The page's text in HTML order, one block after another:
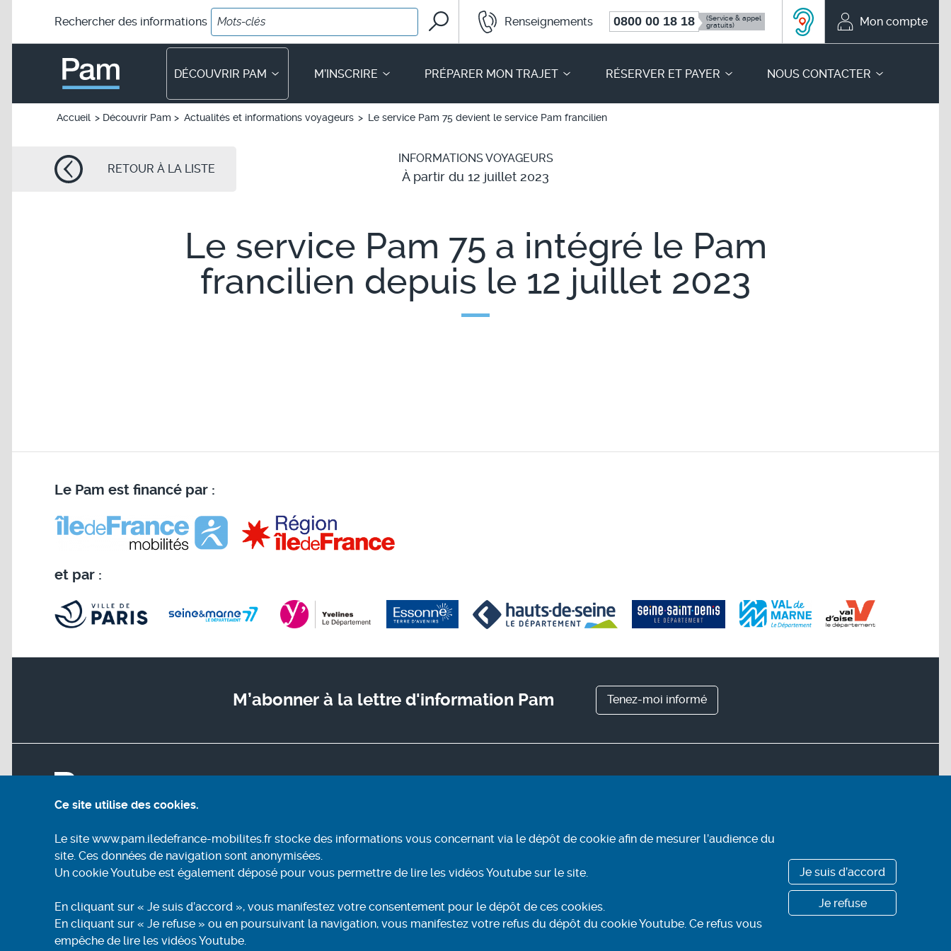
Ce site utilise des cookies.
Le site www.pam.iledefrance-mobilites.fr stocke des informations vous concernant via le dépôt de cookie afin de mesurer l’audience du
site. Ces données de navigation sont anonymisées.
Un cookie Youtube est également déposé pour vous permettre de lire les vidéos Youtube sur le site.
En cliquant sur « Je suis d’accord », vous manifestez votre consentement pour le dépôt de ces cookies.
En cliquant sur « Je refuse » ou en poursuivant la navigation, vous manifestez votre refus du dépôt du cookie Youtube. Ce refus vous
empêche de lire les vidéos Youtube.
Je suis d’accord
Je refuse
Rechercher des informations Rechercher
Renseignements 0800 00 18 18
(Service & appel
gratuits)
ACCEO, solution
Mon compte
Mon compte
PAM - un service Île-de-France Mobilités
DÉCOUVRIR PAM M’INSCRIRE PRÉPARER MON TRAJET RÉSERVER ET PAYER NOUS CONTACTER
Fil d'Ariane
Accueil Découvrir Pam Actualités et informations voyageurs Le service Pam 75 devient le service Pam francilien
RETOUR À LA LISTE
INFORMATIONS VOYAGEURS
À partir du 12 juillet 2023
Le service Pam 75 a intégré le Pam
francilien depuis le 12 juillet 2023
Le Pam est financé par :
et par :
M’abonner à la lettre d'information Pam Tenez-moi informé
Plan du site
Préparer mon trajet
Réserver et payer
Nous contacter
Informez-vous
Mentions légales
Aide et accessibilité
Politique de confidentialité et
cookies
Renseignements
0800 00 18 18
ACCEO, solution